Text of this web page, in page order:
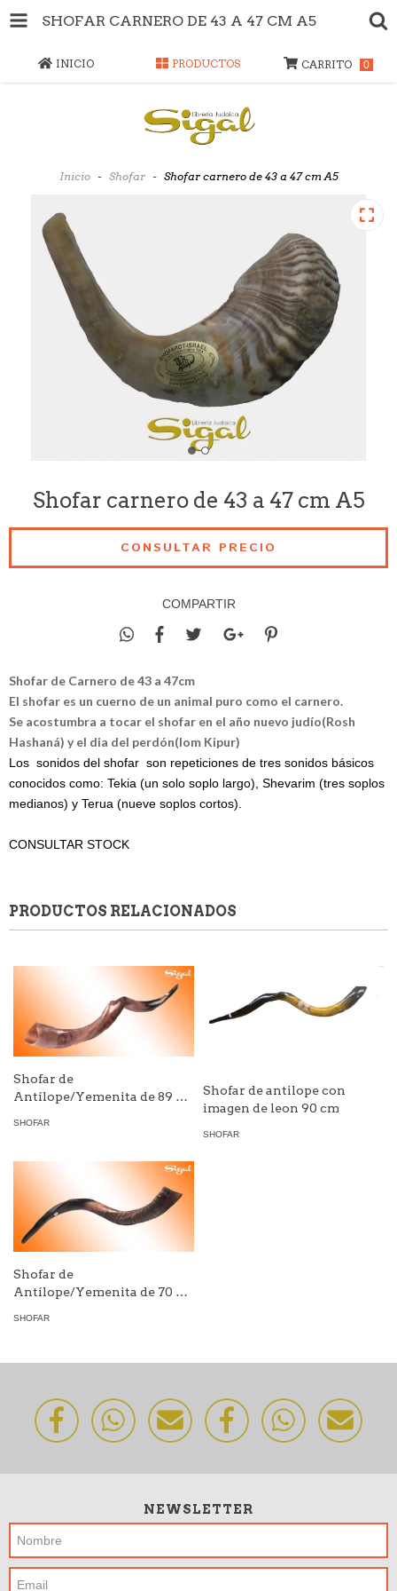
SHOFAR CARNERO DE 43 A 47 CM A5
INICIO PRODUCTOS CARRITO 0
Inicio - Shofar - Shofar carnero de 43 a 47 cm A5
Shofar carnero de 43 a 47 cm A5
COMPARTIR
Shofar de Carnero de 43 a 47cm
El shofar es un cuerno de un animal puro como el carnero.
Se acostumbra a tocar el shofar en el año nuevo judío(Rosh
Hashaná) y el dia del perdón(Iom Kipur)
Los sonidos del shofar son repeticiones de tres sonidos básicos
conocidos como: Tekia (un solo soplo largo), Shevarim (tres soplos
medianos) y Terua (nueve soplos cortos).
CONSULTAR STOCK
PRODUCTOS RELACIONADOS
Shofar de
Antílope/Yemenita de 89 a
SHOFAR
Shofar de antilope con
imagen de leon 90 cm
SHOFAR
Shofar de
Antílope/Yemenita de 70 a
SHOFAR
NEWSLETTER